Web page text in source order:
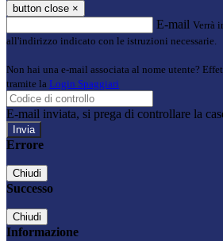
button close ×
E-mail Verrà
all'indirizzo indicato con le istruzioni necessarie.
Non hai una e-mail associata al nome utente?
tramite la Login Spaggiari
E-mail inviata, si prega di controllare la
Errore
Chiudi
Successo
Chiudi
Informazione